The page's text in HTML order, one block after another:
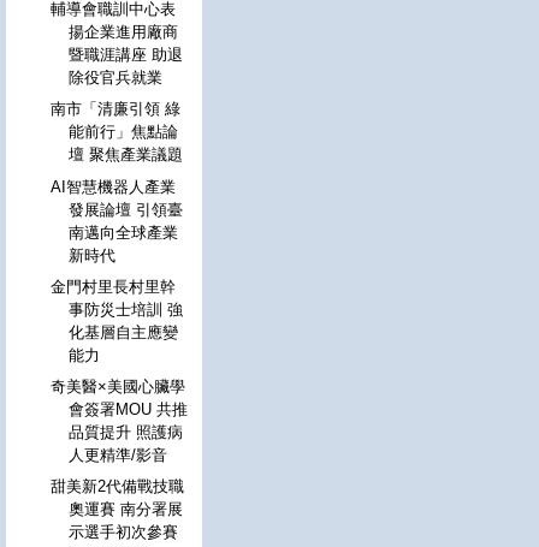
輔導會職訓中心表
揚企業進用廠商
暨職涯講座 助退
除役官兵就業
南市「清廉引領 綠
能前行」焦點論
壇 聚焦產業議題
AI智慧機器人產業
發展論壇 引領臺
南邁向全球產業
新時代
金門村里長村里幹
事防災士培訓 強
化基層自主應變
能力
奇美醫×美國心臟學
會簽署MOU 共推
品質提升 照護病
人更精準/影音
甜美新2代備戰技職
奧運賽 南分署展
示選手初次參賽